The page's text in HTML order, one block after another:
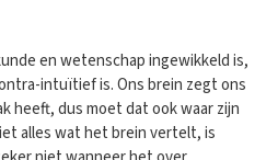
en wetenschap ingewikkeld is,
intuïtief is. Ons brein zegt ons
heeft, dus moet dat ook waar zijn
alles wat het brein vertelt, is